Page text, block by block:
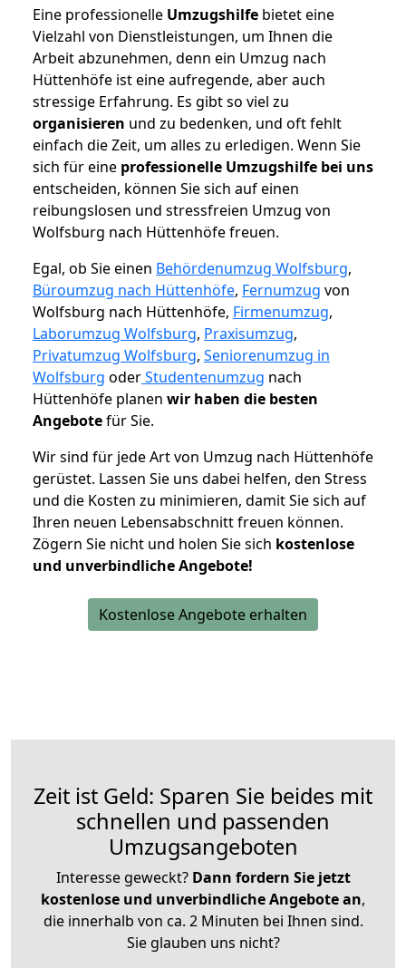
Eine professionelle Umzugshilfe bietet eine
Vielzahl von Dienstleistungen, um Ihnen die
Arbeit abzunehmen, denn ein Umzug nach
Hüttenhöfe ist eine aufregende, aber auch
stressige Erfahrung. Es gibt so viel zu
organisieren und zu bedenken, und oft fehlt
einfach die Zeit, um alles zu erledigen. Wenn Sie
sich für eine professionelle Umzugshilfe bei uns
entscheiden, können Sie sich auf einen
reibungslosen und stressfreien Umzug von
Wolfsburg nach Hüttenhöfe freuen.
Egal, ob Sie einen Behördenumzug Wolfsburg,
Büroumzug nach Hüttenhöfe, Fernumzug von
Wolfsburg nach Hüttenhöfe, Firmenumzug,
Laborumzug Wolfsburg, Praxisumzug,
Privatumzug Wolfsburg, Seniorenumzug in
Wolfsburg oderStudentenumzug nach
Hüttenhöfe planen wir haben die besten
Angebotefür Sie.
Wir sind für jede Art von Umzug nach Hüttenhöfe
gerüstet. Lassen Sie uns dabei helfen, den Stress
und die Kosten zu minimieren, damit Sie sich auf
Ihren neuen Lebensabschnitt freuen können.
Zögern Sie nicht und holen Sie sich kostenlose
und unverbindliche Angebote!
Kostenlose Angebote erhalten
Zeit ist Geld: Sparen Sie beides mit
schnellen und passenden
Umzugsangeboten
Interesse geweckt? Dann fordern Sie jetzt
kostenlose und unverbindliche Angebote an,
die innerhalb von ca. 2 Minuten bei Ihnen sind.
Sie glauben uns nicht?